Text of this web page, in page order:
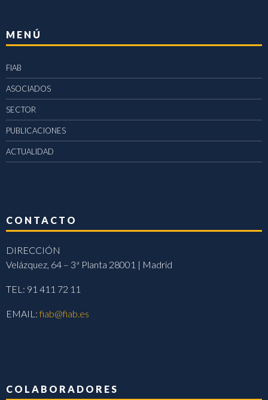
MENÚ
FIAB
ASOCIADOS
SECTOR
PUBLICACIONES
ACTUALIDAD
CONTACTO
DIRECCIÓN
Velázquez, 64 – 3ª Planta 28001 | Madrid
TEL: 91 411 72 11
EMAIL:fiab@fiab.es
COLABORADORES